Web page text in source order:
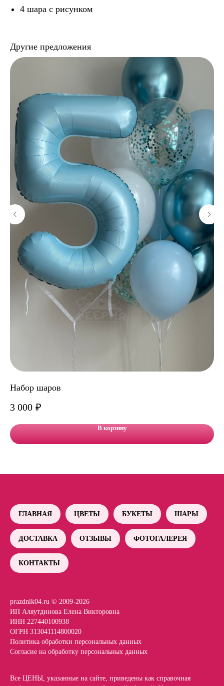
4 шара с рисунком
Другие предложения
Набор шаров
3 000 ₽
В корзину
ГЛАВНАЯ ЦВЕТЫ БУКЕТЫ ШАРЫ
ДОСТАВКА ОТЗЫВЫ ФОТОГАЛЕРЕЯ
КОНТАКТЫ
prazdnik04.ru © 2009-2026
ИП Аляутдинова Елена Викторовна
ИНН 227440100938
ОГРН 313041114800020
Политика обработки персональных данных
Согласие на обработку персональных данных
Все ЦЕНЫ, указанные на сайте, приведены как справочная